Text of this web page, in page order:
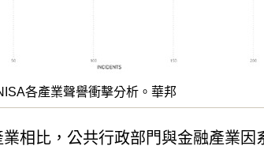
各產業聲譽衝擊分析。華邦
相比，公共行政部門與金融產業因